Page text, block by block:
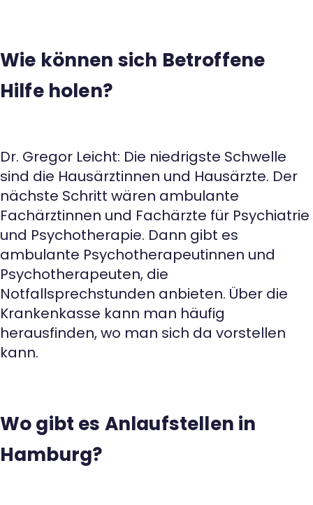
Wie können sich Betroffene
Hilfe holen?
Dr. Gregor Leicht: Die niedrigste Schwelle
sind die Hausärztinnen und Hausärzte. Der
nächste Schritt wären ambulante
Fachärztinnen und Fachärzte für Psychiatrie
und Psychotherapie. Dann gibt es
ambulante Psychotherapeutinnen und
Psychotherapeuten, die
Notfallsprechstunden anbieten. Über die
Krankenkasse kann man häufig
herausfinden, wo man sich da vorstellen
kann.
Wo gibt es Anlaufstellen in
Hamburg?